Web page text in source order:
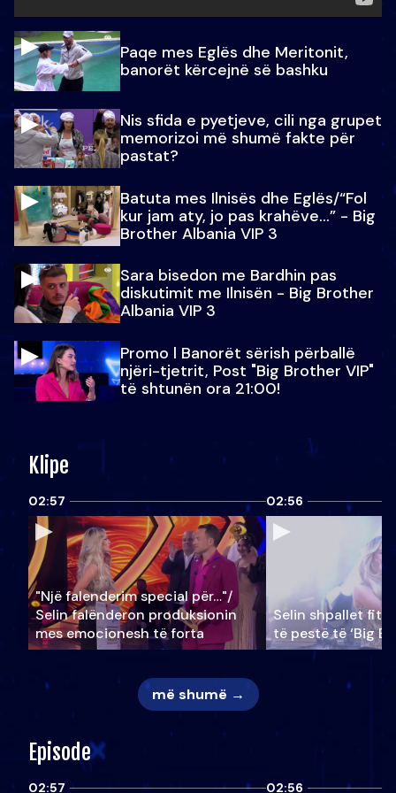
Paqe mes Eglës dhe Meritonit,
banorët kërcejnë së bashku
Nis sfida e pyetjeve, cili nga grupet
memorizoi më shumë fakte për
pastat?
Batuta mes Ilnisës dhe Eglës/“Fol
kur jam aty, jo pas krahëve…” - Big
Brother Albania VIP 3
Sara bisedon me Bardhin pas
diskutimit me Ilnisën - Big Brother
Albania VIP 3
Promo l Banorët sërish përballë
njëri-tjetrit, Post "Big Brother VIP"
të shtunën ora 21:00!
Klipe
02:57
"Një falenderim special për…"/
Selin falënderon produksionin
mes emocionesh të forta
02:56
Selin shpallet
të pestë të ‘Big
më shumë →
Episode
02:57 02:56